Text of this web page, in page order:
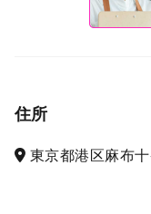
住所
東京都港区麻布